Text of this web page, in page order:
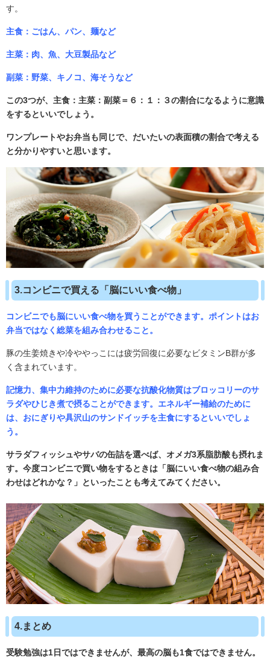
す。
主食：ごはん、パン、麺など
主菜：肉、魚、大豆製品など
副菜：野菜、キノコ、海そうなど
この3つが、主食：主菜：副菜＝６：１：３の割合になるように意識
をするといいでしょう。
ワンプレートやお弁当も同じで、だいたいの表面積の割合で考える
と分かりやすいと思います。
3.コンビニで買える「脳にいい食べ物」
コンビニでも脳にいい食べ物を買うことができます。ポイントはお
弁当ではなく総菜を組み合わせること。
豚の生姜焼きや冷ややっこには疲労回復に必要なビタミンB群が多
く含まれています。
記憶力、集中力維持のために必要な抗酸化物質はブロッコリーのサ
ラダやひじき煮で摂ることができます。エネルギー補給のために
は、おにぎりや具沢山のサンドイッチを主食にするといいでしょ
う。
サラダフィッシュやサバの缶詰を選べば、オメガ3系脂肪酸も摂れま
す。今度コンビニで買い物をするときは「脳にいい食べ物の組み合
わせはどれかな？」といったことも考えてみてください。
4.まとめ
受験勉強は1日ではできませんが、最高の脳も1食ではできません。